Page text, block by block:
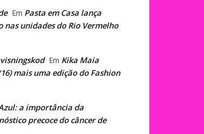
Em Pasta em Casa lança
nas unidades do Rio Vermelho
Em Kika Maia
mais uma edição do Fashion
a importância da
precoce do câncer de